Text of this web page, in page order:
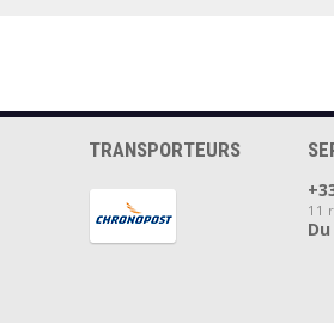
TRANSPORTEURS
11